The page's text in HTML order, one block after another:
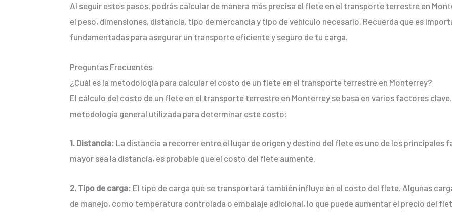
Al seguir estos pasos, podrás calcular de manera más precisa el flete en el transporte terrestre en
el peso, dimensiones, distancia, tipo de mercancía y tipo de vehículo necesario. Recuerda que es
fundamentadas para asegurar un transporte eficiente y seguro de tu carga.
Preguntas Frecuentes
¿Cuál es la metodología para calcular el costo de un flete en el transporte terrestre en Monterrey?
El cálculo del costo de un flete en el transporte terrestre en Monterrey se basa en varios factores
metodología general utilizada para determinar este costo:
1. Distancia: La distancia a recorrer entre el lugar de origen y destino del flete es uno de los principales
mayor sea la distancia, es probable que el costo del flete aumente.
2. Tipo de carga: El tipo de carga que se transportará también influye en el costo del flete. Algunas
de manejo, como temperatura controlada o embalaje adicional, lo que puede aumentar el precio del